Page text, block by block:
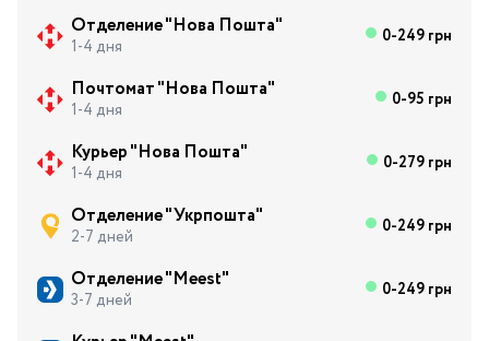
Отделение "Нова Пошта"
1-4 дня 0-249 грн
Почтомат "Нова Пошта"
1-4 дня 0-95 грн
Курьер "Нова Пошта"
1-4 дня 0-279 грн
Отделение "Укрпошта"
2-7 дней 0-249 грн
Отделение "Meest"
3-7 дней 0-249 грн